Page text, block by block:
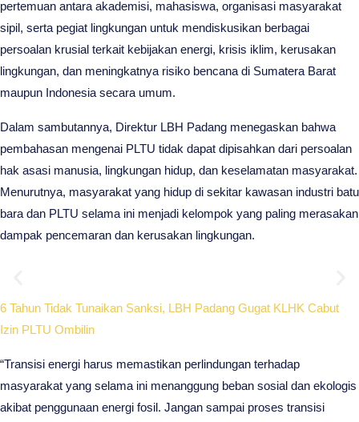
pertemuan antara akademisi, mahasiswa, organisasi masyarakat
sipil, serta pegiat lingkungan untuk mendiskusikan berbagai
persoalan krusial terkait kebijakan energi, krisis iklim, kerusakan
lingkungan, dan meningkatnya risiko bencana di Sumatera Barat
maupun Indonesia secara umum.
Dalam sambutannya, Direktur LBH Padang menegaskan bahwa
pembahasan mengenai PLTU tidak dapat dipisahkan dari persoalan
hak asasi manusia, lingkungan hidup, dan keselamatan masyarakat.
Menurutnya, masyarakat yang hidup di sekitar kawasan industri batu
bara dan PLTU selama ini menjadi kelompok yang paling merasakan
dampak pencemaran dan kerusakan lingkungan.
Diseminasi Hasil Riset
Indonesia
Click Here
6 Tahun Tidak Tunaikan Sanksi, LBH Padang Gugat KLHK Cabut
Izin PLTU Ombilin
“Transisi energi harus memastikan perlindungan terhadap
masyarakat yang selama ini menanggung beban sosial dan ekologis
akibat penggunaan energi fosil. Jangan sampai proses transisi